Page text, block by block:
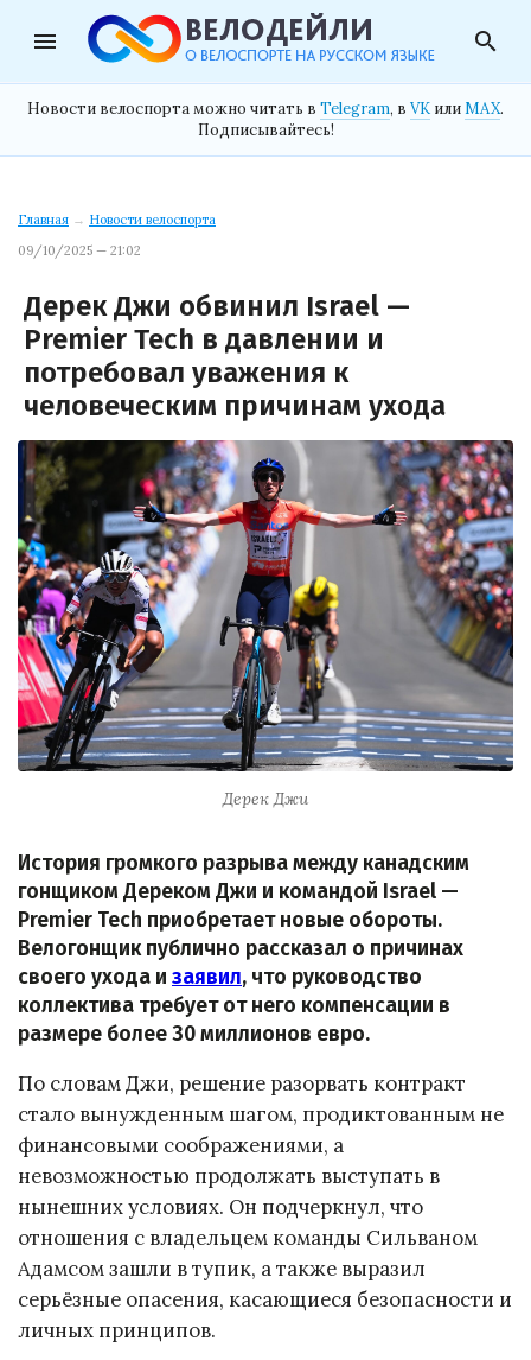
menu search
Новости велоспорта можно читать в Telegram, в VK илиMAX.
Подписывайтесь!
Главная → Новости велоспорта
09/10/2025 — 21:02
Дерек Джи обвинил Israel —
Premier Tech в давлении и
потребовал уважения к
человеческим причинам ухода
Дерек Джи
История громкого разрыва между канадским
гонщиком Дереком Джи и командой Israel —
Premier Tech приобретает новые обороты.
Велогонщик публично рассказал о причинах
своего ухода и заявил, что руководство
коллектива требует от него компенсации в
размере более 30 миллионов евро.
По словам Джи, решение разорвать контракт
стало вынужденным шагом, продиктованным не
финансовыми соображениями, а
невозможностью продолжать выступать в
нынешних условиях. Он подчеркнул, что
отношения с владельцем команды Сильваном
Адамсом зашли в тупик, а также выразил
серьёзные опасения, касающиеся безопасности и
личных принципов.